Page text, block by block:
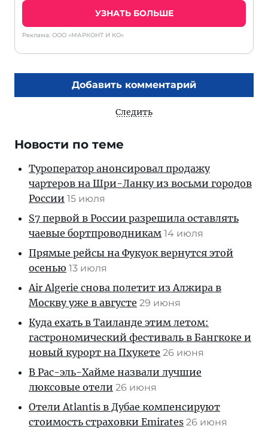
УЗНАТЬ БОЛЬШЕ
Реклама: ООО «МАРКОНТ И КО»
Добавить комментарий
Следить
Новости по теме
Туроператор анонсировал продажу
чартеров на Шри-Ланку из восьми городов
России 15 июля
S7 первой в России разрешила оставлять
чаевые бортпроводникам 14 июля
Прямые рейсы на Фукуок вернутся этой
осенью 13 июля
Air Algerie снова полетит из Алжира в
Москву уже в августе 29 июня
Куда ехать в Таиланде этим летом:
гастрономический фестиваль в Бангкоке и
новый курорт на Пхукете 26 июня
В Рас-эль-Хайме назвали лучшие
люксовые отели 26 июня
Отели Atlantis в Дубае компенсируют
стоимость страховки Emirates 26 июня